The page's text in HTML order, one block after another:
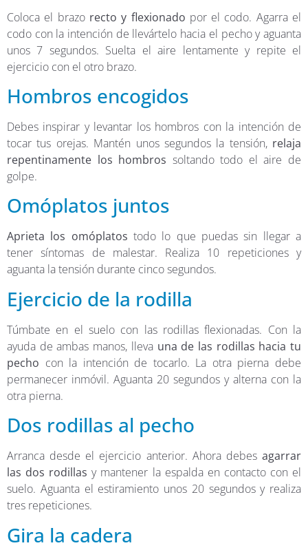
Coloca el brazo recto y flexionado por el codo. Agarra el
codo con la intención de llevártelo hacia el pecho y aguanta
unos 7 segundos. Suelta el aire lentamente y repite el
ejercicio con el otro brazo.
Hombros encogidos
Debes inspirar y levantar los hombros con la intención de
tocar tus orejas. Mantén unos segundos la tensión, relaja
repentinamente los hombros soltando todo el aire de
golpe.
Omóplatos juntos
Aprieta los omóplatos todo lo que puedas sin llegar a
tener síntomas de malestar. Realiza 10 repeticiones y
aguanta la tensión durante cinco segundos.
Ejercicio de la rodilla
Túmbate en el suelo con las rodillas flexionadas. Con la
ayuda de ambas manos, lleva una de las rodillas hacia tu
pecho con la intención de tocarlo. La otra pierna debe
permanecer inmóvil. Aguanta 20 segundos y alterna con la
otra pierna.
Dos rodillas al pecho
Arranca desde el ejercicio anterior. Ahora debes agarrar
las dos rodillas y mantener la espalda en contacto con el
suelo. Aguanta el estiramiento unos 20 segundos y realiza
tres repeticiones.
Gira la cadera